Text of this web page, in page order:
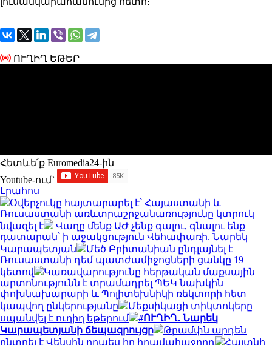
ՈՒՂԻՂ ԵԹԵՐ
Հետևե՛ք Euromedia24-ին
Youtube-ում`
Լրահոս
Օվերչուկը հայտարարել է՝ Հայաստանի և
Ռուսաստանի առևտրաշրջանառությունը կտրուկ
նվազել է
Վաղը մենք ԱԺ չենք գալու, գնալու ենք
դատարան՝ ի աջակցություն Վեհափառի. Նարեկ
Կարապետյան
Մեծ Բրիտանիան ընդլայնել է
Ռուսաստանի դեմ պատժամիջոցների ցանկը 19
կետով
Կառավարությունը հերթական մաքսային
արտոնությունն է տրամադրել ՊԵԿ նախկին
փոխնախարարի և Պոլիտեխնիկի ռեկտորի հետ
կապվող ընկերությանը
Մեքսիկացի տիկտոկերը
սպանվել է ուղիղ եթերում
#ՈՒՂԻՂ․ Նարեկ
Կարապետյանի ճեպազրույցը
Թրամփն արդեն
ընտրել է Վենսին որպես իր իրավահաջորդ
Հայտնի